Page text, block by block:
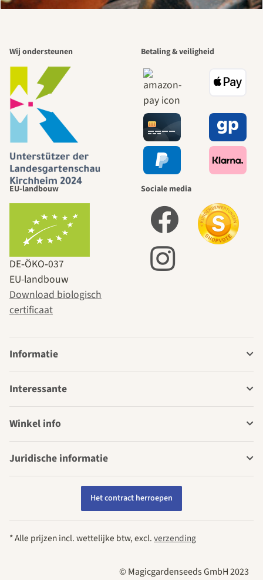
Wij ondersteunen Betaling & veiligheid
EU-landbouw
DE‑ÖKO‑037
EU-landbouw
Download biologisch
certificaat
Sociale media
Informatie
Interessante
Winkel info
Juridische informatie
Het contract herroepen
* Alle prijzen incl. wettelijke btw, excl.verzending
© Magicgardenseeds GmbH 2023